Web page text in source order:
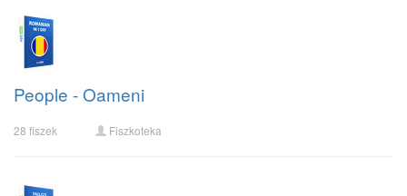
People - Oameni
28 fiszek Fiszkoteka